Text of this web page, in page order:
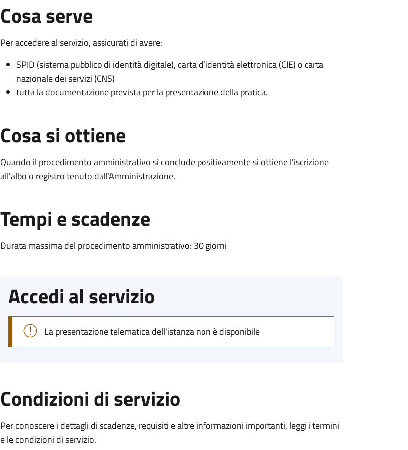
Cosa serve
Per accedere al servizio, assicurati di avere:
SPID (sistema pubblico di identità digitale), carta d’identità elettronica (CIE) o carta
nazionale dei servizi (CNS)
tutta la documentazione prevista per la presentazione della pratica.
Cosa si ottiene
Quando il procedimento amministrativo si conclude positivamente si ottiene l'iscrizione
all'albo o registro tenuto dall'Amministrazione.
Tempi e scadenze
Durata massima del procedimento amministrativo: 30 giorni
Accedi al servizio
La presentazione telematica dell'istanza non è disponibile
Condizioni di servizio
Per conoscere i dettagli di scadenze, requisiti e altre informazioni importanti, leggi i termini
e le condizioni di servizio.